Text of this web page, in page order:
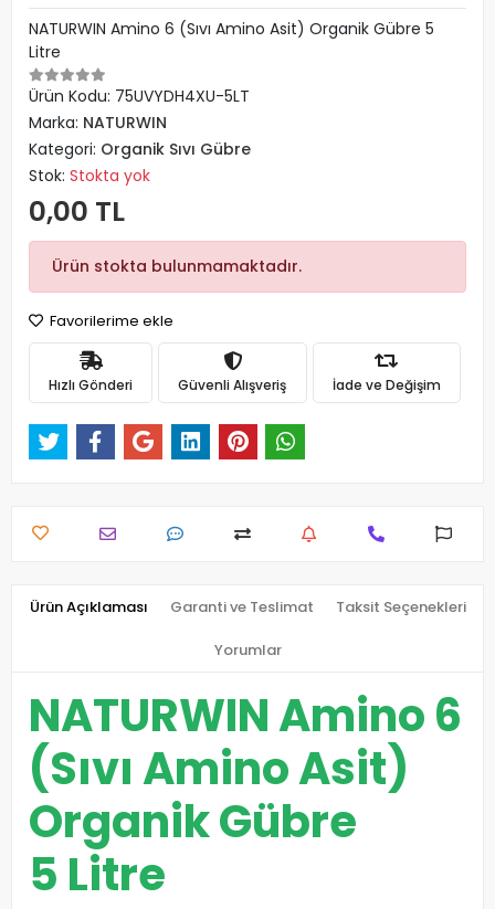
NATURWIN Amino 6 (Sıvı Amino Asit) Organik Gübre 5
Litre
Ürün Kodu: 75UVYDH4XU-5LT
Marka: NATURWIN
Kategori: Organik Sıvı Gübre
Stok: Stokta yok
0,00 TL
Ürün stokta bulunmamaktadır.
Favorilerime ekle
Hızlı Gönderi Güvenli Alışveriş İade ve Değişim
Ürün Açıklaması Garanti ve Teslimat Taksit Seçenekleri
Yorumlar
NATURWIN Amino 6
(Sıvı Amino Asit)
Organik Gübre
5 Litre